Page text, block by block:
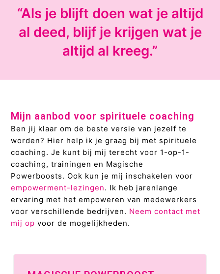
“Als je blijft doen wat je altijd
al deed, blijf je krijgen wat je
altijd al kreeg.”
Mijn aanbod voor spirituele coaching
Ben jij klaar om de beste versie van jezelf te
worden? Hier help ik je graag bij met spirituele
coaching. Je kunt bij mij terecht voor 1-op-1-
coaching, trainingen en Magische
Powerboosts. Ook kun je mij inschakelen voor
empowerment-lezingen. Ik heb jarenlange
ervaring met het empoweren van medewerkers
voor verschillende bedrijven. Neem contact met
mij op voor de mogelijkheden.